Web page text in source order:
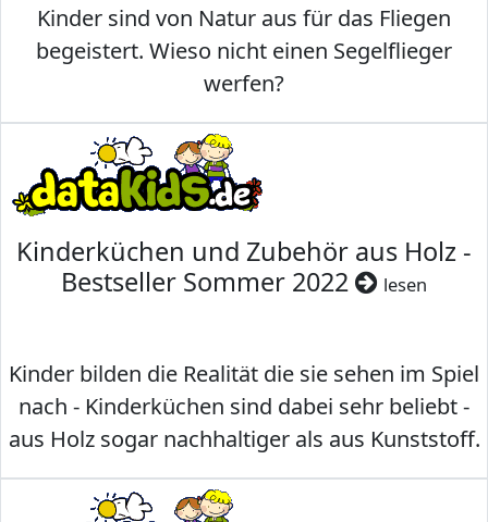
Kinder sind von Natur aus für das Fliegen
begeistert. Wieso nicht einen Segelflieger
werfen?
Kinderküchen und Zubehör aus Holz -
Bestseller Sommer 2022
lesen
Kinder bilden die Realität die sie sehen im Spiel
nach - Kinderküchen sind dabei sehr beliebt -
aus Holz sogar nachhaltiger als aus Kunststoff.